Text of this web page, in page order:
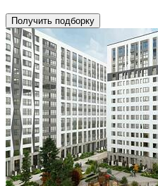
Получить подборку